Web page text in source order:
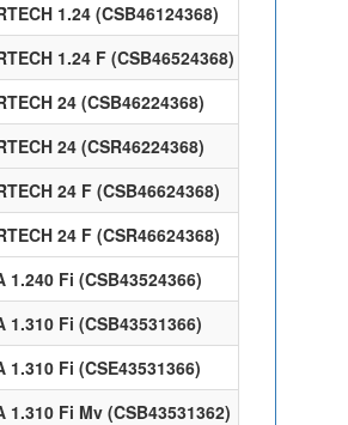
1.24 (CSB46124368)
1.24 F (CSB46524368)
24 (CSB46224368)
24 (CSR46224368)
24 F (CSB46624368)
24 F (CSR46624368)
1.240 Fi (CSB43524366)
1.310 Fi (CSB43531366)
1.310 Fi (CSE43531366)
1.310 Fi Mv (CSB43531362)